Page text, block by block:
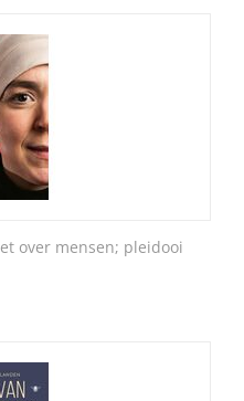
over mensen; pleidooi